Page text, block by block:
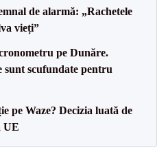
de alarmă: „Rachetele
vieți”
pe Dunăre.
sunt scufundate pentru
pe Waze? Decizia luată de
UE